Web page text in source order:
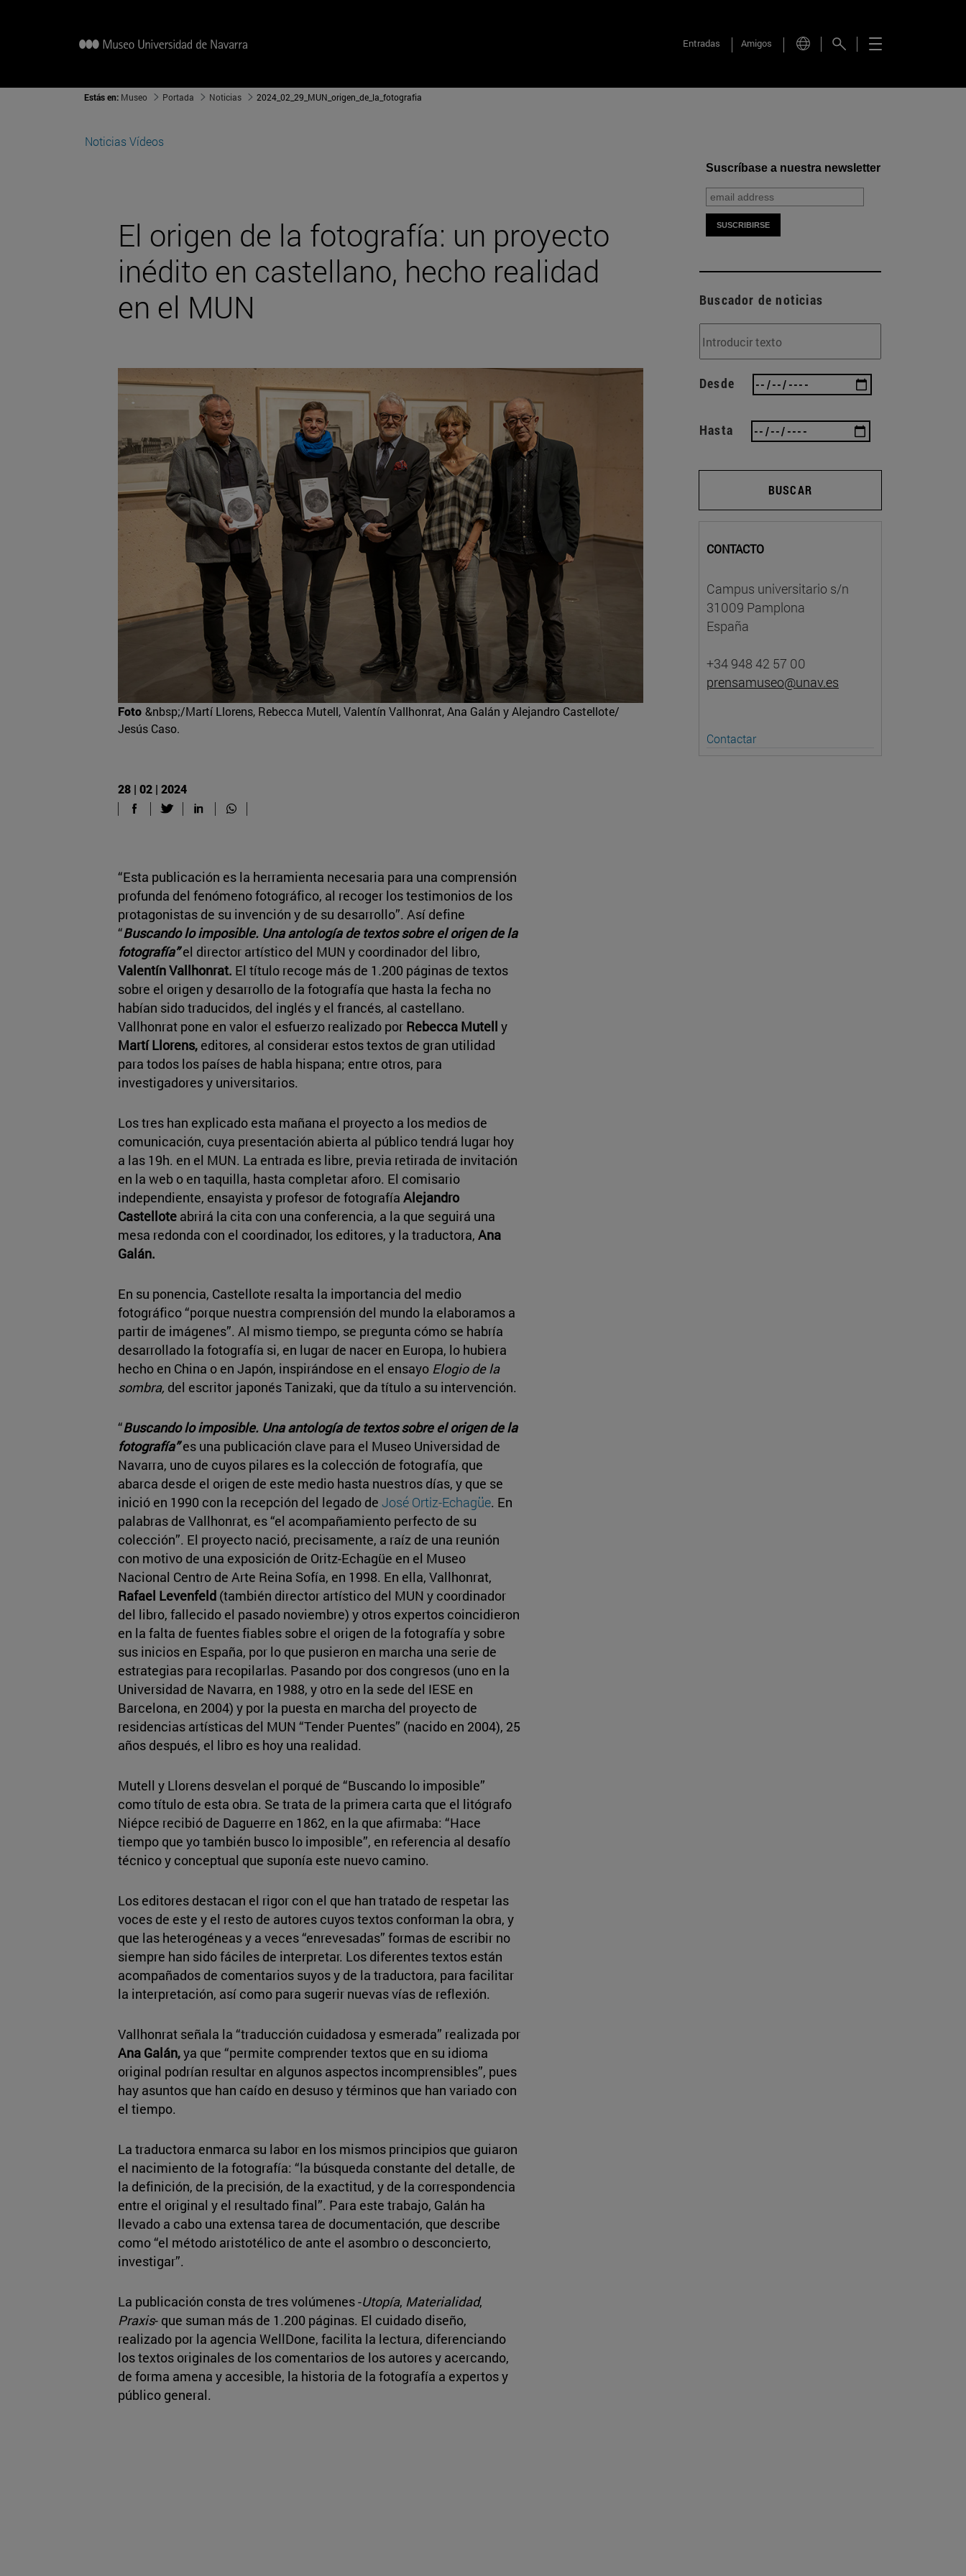
Entradas Amigos
Estás en: Museo Portada Noticias 2024_02_29_MUN_origen_de_la_fotografia
Noticias Vídeos
El origen de la fotografía: un proyecto
inédito en castellano, hecho realidad
en el MUN
Foto &nbsp;/Martí Llorens, Rebecca Mutell, Valentín Vallhonrat, Ana Galán y Alejandro Castellote/
Jesús Caso.
28 | 02 | 2024
“Esta publicación es la herramienta necesaria para una comprensión
profunda del fenómeno fotográfico, al recoger los testimonios de los
protagonistas de su invención y de su desarrollo”. Así define
“Buscando lo imposible. Una antología de textos sobre el origen de la
fotografía”el director artístico del MUN y coordinador del libro,
Valentín Vallhonrat. El título recoge más de 1.200 páginas de textos
sobre el origen y desarrollo de la fotografía que hasta la fecha no
habían sido traducidos, del inglés y el francés, al castellano.
Vallhonrat pone en valor el esfuerzo realizado por Rebecca Mutell y
Martí Llorens, editores, al considerar estos textos de gran utilidad
para todos los países de habla hispana; entre otros, para
investigadores y universitarios.
Los tres han explicado esta mañana el proyecto a los medios de
comunicación, cuya presentación abierta al público tendrá lugar hoy
a las 19h. en el MUN. La entrada es libre, previa retirada de invitación
en la web o en taquilla, hasta completar aforo. El comisario
independiente, ensayista y profesor de fotografía Alejandro
Castellote abrirá la cita con una conferencia, a la que seguirá una
mesa redonda con el coordinador, los editores, y la traductora, Ana
Galán.
En su ponencia, Castellote resalta la importancia del medio
fotográfico “porque nuestra comprensión del mundo la elaboramos a
partir de imágenes”. Al mismo tiempo, se pregunta cómo se habría
desarrollado la fotografía si, en lugar de nacer en Europa, lo hubiera
hecho en China o en Japón, inspirándose en el ensayo Elogio de la
sombra, del escritor japonés Tanizaki, que da título a su intervención.
“Buscando lo imposible. Una antología de textos sobre el origen de la
fotografía”es una publicación clave para el Museo Universidad de
Navarra, uno de cuyos pilares es la colección de fotografía, que
abarca desde el origen de este medio hasta nuestros días, y que se
inició en 1990 con la recepción del legado de José Ortiz-Echagüe. En
palabras de Vallhonrat, es “el acompañamiento perfecto de su
colección”. El proyecto nació, precisamente, a raíz de una reunión
con motivo de una exposición de Oritz-Echagüe en el Museo
Nacional Centro de Arte Reina Sofía, en 1998. En ella, Vallhonrat,
Rafael Levenfeld (también director artístico del MUN y coordinador
del libro, fallecido el pasado noviembre) y otros expertos coincidieron
en la falta de fuentes fiables sobre el origen de la fotografía y sobre
sus inicios en España, por lo que pusieron en marcha una serie de
estrategias para recopilarlas. Pasando por dos congresos (uno en la
Universidad de Navarra, en 1988, y otro en la sede del IESE en
Barcelona, en 2004) y por la puesta en marcha del proyecto de
residencias artísticas del MUN “Tender Puentes” (nacido en 2004), 25
años después, el libro es hoy una realidad.
Mutell y Llorens desvelan el porqué de “Buscando lo imposible”
como título de esta obra. Se trata de la primera carta que el litógrafo
Niépce recibió de Daguerre en 1862, en la que afirmaba: “Hace
tiempo que yo también busco lo imposible”, en referencia al desafío
técnico y conceptual que suponía este nuevo camino.
Los editores destacan el rigor con el que han tratado de respetar las
voces de este y el resto de autores cuyos textos conforman la obra, y
que las heterogéneas y a veces “enrevesadas” formas de escribir no
siempre han sido fáciles de interpretar. Los diferentes textos están
acompañados de comentarios suyos y de la traductora, para facilitar
la interpretación, así como para sugerir nuevas vías de reflexión.
Vallhonrat señala la “traducción cuidadosa y esmerada” realizada por
Ana Galán,ya que “permite comprender textos que en su idioma
original podrían resultar en algunos aspectos incomprensibles”, pues
hay asuntos que han caído en desuso y términos que han variado con
el tiempo.
La traductora enmarca su labor en los mismos principios que guiaron
el nacimiento de la fotografía: “la búsqueda constante del detalle, de
la definición, de la precisión, de la exactitud, y de la correspondencia
entre el original y el resultado final”. Para este trabajo, Galán ha
llevado a cabo una extensa tarea de documentación, que describe
como “el método aristotélico de ante el asombro o desconcierto,
investigar”.
La publicación consta de tres volúmenes -Utopía, Materialidad,
Praxis- que suman más de 1.200 páginas. El cuidado diseño,
realizado por la agencia WellDone, facilita la lectura, diferenciando
los textos originales de los comentarios de los autores y acercando,
de forma amena y accesible, la historia de la fotografía a expertos y
público general.
Suscríbase a nuestra newsletter
Buscador de noticias
Desde
Hasta
BUSCAR
CONTACTO
Campus universitario s/n
31009 Pamplona
España
+34 948 42 57 00
prensamuseo@unav.es
Contactar